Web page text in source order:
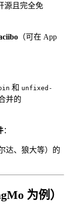
源且完全免
（可在 App
和 unfixed-
并的
：
达、狼大等）的
为例）